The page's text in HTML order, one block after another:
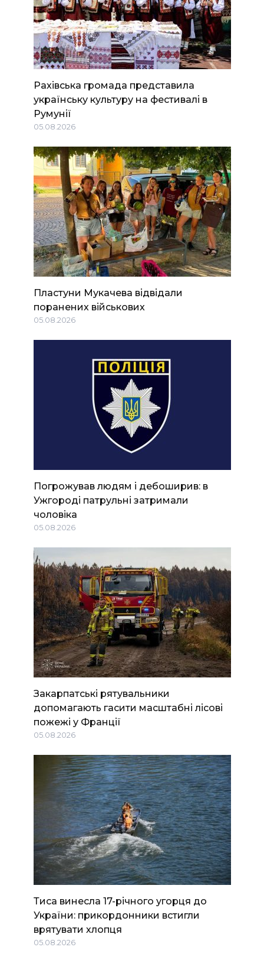
Рахівська громада представила
українську культуру на фестивалі в
Румунії
05.08.2026
Пластуни Мукачева відвідали
поранених військових
05.08.2026
Погрожував людям і дебоширив: в
Ужгороді патрульні затримали
чоловіка
05.08.2026
Закарпатські рятувальники
допомагають гасити масштабні лісові
пожежі у Франції
05.08.2026
Тиса винесла 17-річного угорця до
України: прикордонники встигли
врятувати хлопця
05.08.2026